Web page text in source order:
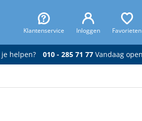
Klantenservice Inloggen Favorieten
je helpen? 010 - 285 71 77Vandaag